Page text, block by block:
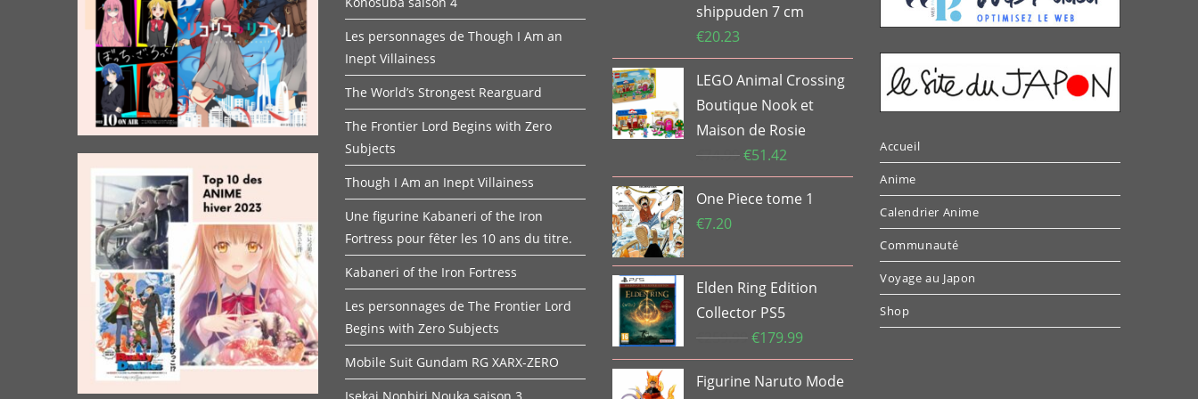
Les personnages de Though I Am an
Inept Villainess
The World’s Strongest Rearguard
The Frontier Lord Begins with Zero
Subjects
Though I Am an Inept Villainess
Une figurine Kabaneri of the Iron
Fortress pour fêter les 10 ans du titre.
Kabaneri of the Iron Fortress
Les personnages de The Frontier Lord
Begins with Zero Subjects
Mobile Suit Gundam RG XARX-ZERO
shippuden 7 cm
€20.23
LEGO Animal Crossing
Boutique Nook et
Maison de Rosie
€74.99 Le
prix
initial
€51.42
prix
actuel
One Piece tome 1
€7.20
Elden Ring Edition
Collector PS5
€259.99 Le
prix
initial
€179.99Le
prix
actuel
Figurine Naruto Mode
Accueil
Anime
Calendrier Anime
Communauté
Voyage au Japon
Shop